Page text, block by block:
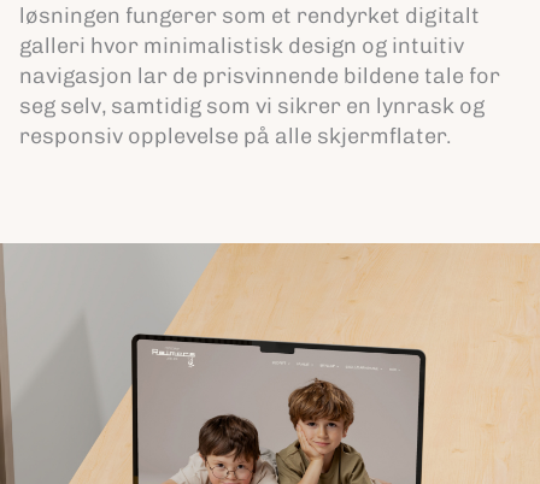
løsningen fungerer som et rendyrket digitalt
galleri hvor minimalistisk design og intuitiv
navigasjon lar de prisvinnende bildene tale for
seg selv, samtidig som vi sikrer en lynrask og
responsiv opplevelse på alle skjermflater.